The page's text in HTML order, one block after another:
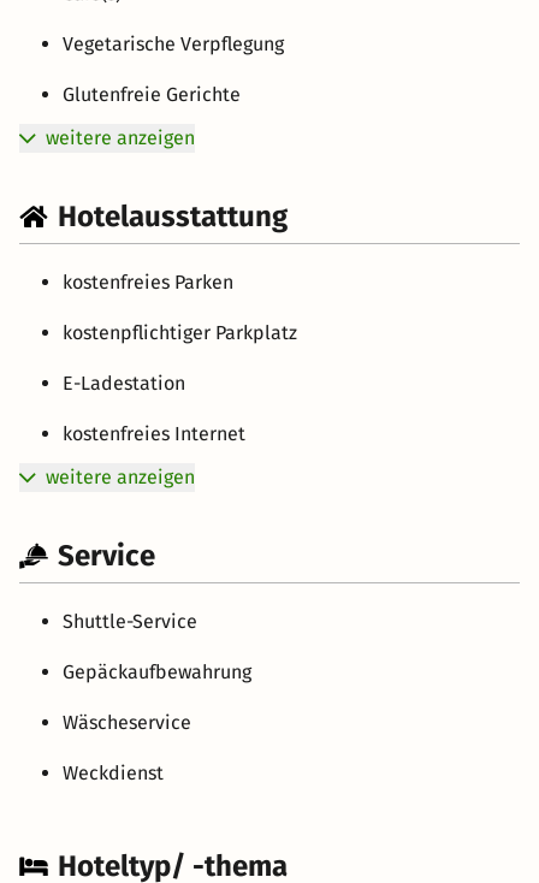
Vegetarische Verpflegung
Glutenfreie Gerichte
weitere anzeigen
Hotelausstattung
kostenfreies Parken
kostenpflichtiger Parkplatz
E-Ladestation
kostenfreies Internet
weitere anzeigen
Service
Shuttle-Service
Gepäckaufbewahrung
Wäscheservice
Weckdienst
Hoteltyp/ -thema